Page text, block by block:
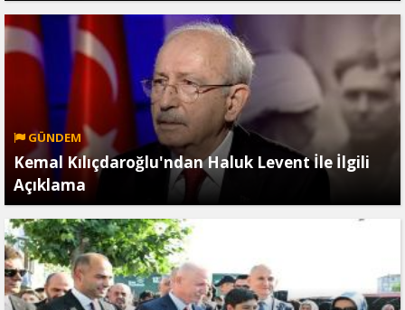
GÜNDEM
Kemal Kılıçdaroğlu'ndan Haluk Levent İle İlgili
Açıklama